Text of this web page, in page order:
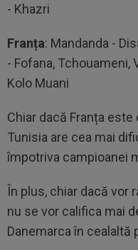
- Khazri
Franța: Mandanda -
- Fofana, Tchouameni,
Kolo Muani
Chiar dacă Franța este
Tunisia are cea mai
împotriva campioanei
În plus, chiar dacă vor
nu se vor califica mai
Danemarca în cealaltă